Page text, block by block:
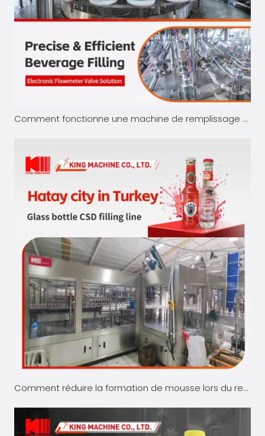
Comment fonctionne une machine de remplissage de boissons ?
Comment réduire la formation de mousse lors du remplissage de CSD